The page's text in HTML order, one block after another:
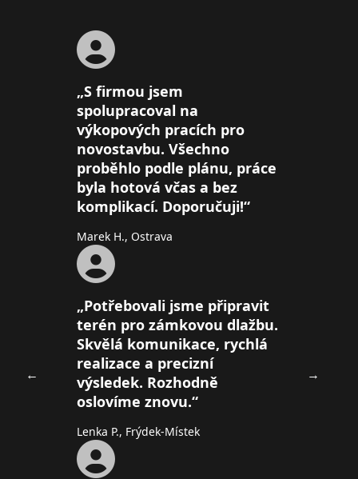
„S firmou jsem
spolupracoval na
výkopových pracích pro
novostavbu. Všechno
proběhlo podle plánu, práce
byla hotová včas a bez
komplikací. Doporučuji!“
Marek H., Ostrava
„Potřebovali jsme připravit
terén pro zámkovou dlažbu.
Skvělá komunikace, rychlá
realizace a precizní
výsledek. Rozhodně
oslovíme znovu.“
Lenka P., Frýdek-Místek
← →